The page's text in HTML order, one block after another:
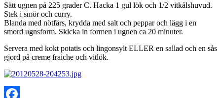
Sätt ugnen på 225 grader C. Hacka 1 gul lök och 1/2 vitkålshuvud.
Stek i smör och curry.
Blanda med nötfärs, krydda med salt och peppar och lägg i en
smord ugnsform. Skicka in formen i ugnen ca 20 minuter.
Servera med kokt potatis och lingonsylt ELLER en sallad och en sås
gjord på creme fraiche och vitlök.